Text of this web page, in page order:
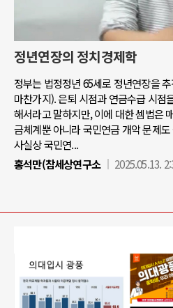
정년연장의 정치경제학
정부는 법정정년 65세로 정년연장을
마찬가지). 은퇴 시점과 연금수급 시점
해서라고 말하지만, 이에 대한 셈법은
금체계뿐 아니라 국민연금 개악 문제
사실상 국민연...
홍석만(참세상연구소
2025.05.13.